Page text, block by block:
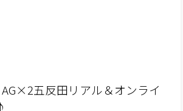
五反田リアル＆オンライ